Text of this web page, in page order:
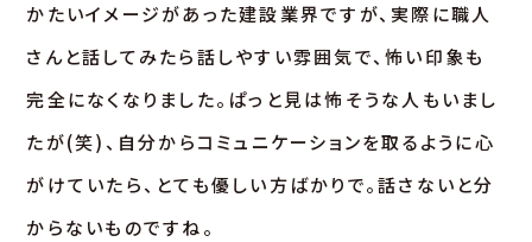
かたいイメージがあった建設業界ですが、実際に職人
さんと話してみたら話しやすい雰囲気で、怖い印象も
完全になくなりました。ぱっと見は怖そうな人もいまし
たが(笑)、自分からコミュニケーションを取るように心
がけていたら、とても優しい方ばかりで。話さないと分
からないものですね。